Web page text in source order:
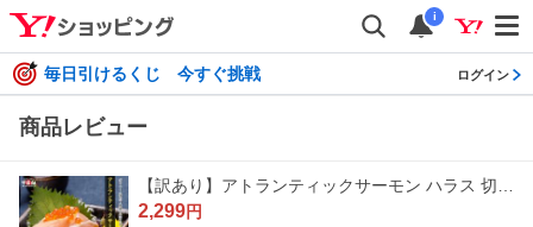
i
毎日引けるくじ 今すぐ挑戦 ログイン
商品レビュー
2,299円